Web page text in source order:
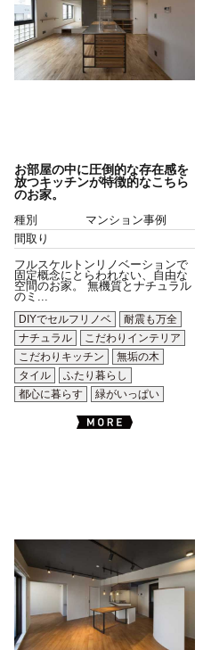
お部屋の中に圧倒的な存在感を
放つキッチンが特徴的なこちら
のお家。
種別
マンション事例
間取り
フルスケルトンリノベーションで
固定概念にとらわれない、自由な
空間のお家。 無機質とナチュラル
のミ...
DIYでセルフリノベ
耐震も万全
ナチュラル
こだわりインテリア
こだわりキッチン
無垢の木
タイル
ふたり暮らし
都心に暮らす
緑がいっぱい